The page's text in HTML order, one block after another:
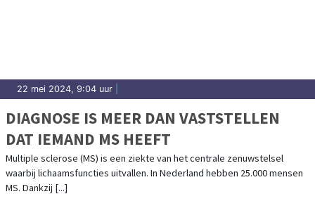
22 mei 2024, 9:04 uur
DIAGNOSE IS MEER DAN VASTSTELLEN
DAT IEMAND MS HEEFT
Multiple sclerose (MS) is een ziekte van het centrale zenuwstelsel
waarbij lichaamsfuncties uitvallen. In Nederland hebben 25.000 mensen
MS. Dankzij [...]